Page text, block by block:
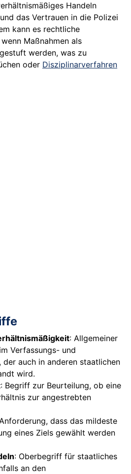
Handeln
das Vertrauen in die Polizei
kann es rechtliche
Maßnahmen als
werden, was zu
oder Disziplinarverfahren
: Allgemeiner
Verfassungs- und
, der auch in anderen staatlichen
wird.
: Begriff zur Beurteilung, ob eine
zur angestrebten
dass das mildeste
eines Ziels gewählt werden
: Oberbegriff für staatliches
an den